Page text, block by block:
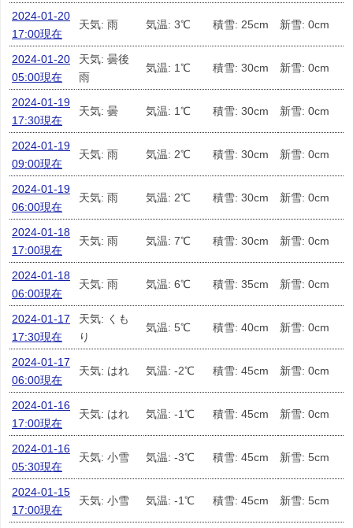
2024-01-20
17:00現在
天気: 雨 気温: 3℃ 積雪: 25cm 新雪: 0cm
2024-01-20
05:00現在
天気: 曇後
雨
気温: 1℃ 積雪: 30cm 新雪: 0cm
2024-01-19
17:30現在
天気: 曇 気温: 1℃ 積雪: 30cm 新雪: 0cm
2024-01-19
09:00現在
天気: 雨 気温: 2℃ 積雪: 30cm 新雪: 0cm
2024-01-19
06:00現在
天気: 雨 気温: 2℃ 積雪: 30cm 新雪: 0cm
2024-01-18
17:00現在
天気: 雨 気温: 7℃ 積雪: 30cm 新雪: 0cm
2024-01-18
06:00現在
天気: 雨 気温: 6℃ 積雪: 35cm 新雪: 0cm
2024-01-17
17:30現在
天気: くも
り
気温: 5℃ 積雪: 40cm 新雪: 0cm
2024-01-17
06:00現在
天気: はれ 気温: -2℃ 積雪: 45cm 新雪: 0cm
2024-01-16
17:00現在
天気: はれ 気温: -1℃ 積雪: 45cm 新雪: 0cm
2024-01-16
05:30現在
天気: 小雪 気温: -3℃ 積雪: 45cm 新雪: 5cm
2024-01-15
17:00現在
天気: 小雪 気温: -1℃ 積雪: 45cm 新雪: 5cm